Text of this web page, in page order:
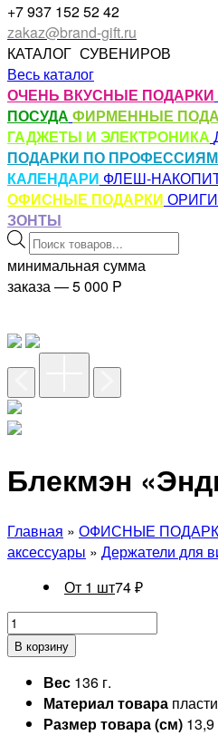
+7 937 152 52 42
zakaz@brand-gift.ru
КАТАЛОГ СУВЕНИРОВ
Весь каталог
ОЧЕНЬ ВКУСНЫЕ ПОДАРКИ
ПОСУДА ФИРМЕННЫЕ
ГАДЖЕТЫ И ЭЛЕКТРОНИКА
ПОДАРКИ ПО ПРОФЕССИЯМ
КАЛЕНДАРИ ФЛЕШ-
ОФИСНЫЕ ПОДАРКИ
ЗОНТЫ
Поиск
товаров
минимальная сумма
заказа — 5 000 P
Блекмэн
Главная » ОФИСНЫЕ
аксессуары » Держатели для
От 1 шт74₽
В корзину
Вес 136 г.
Материал товара
Размер товара (см)